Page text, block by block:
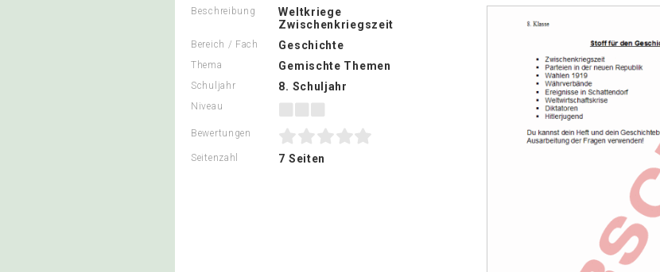
Beschreibung
Weltkriege
Zwischenkriegszeit
Bereich / Fach Geschichte
Thema Gemischte Themen
Schuljahr 8. Schuljahr
Niveau
Bewertungen
Seitenzahl 7 Seiten